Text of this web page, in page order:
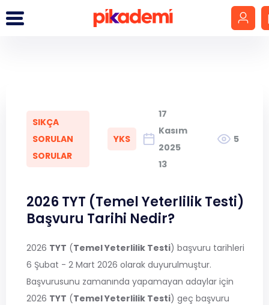
LGS
YKS
KPSS
MEB-AGS
MSÜ
SIKÇA
SORULAN
SORULAR
YKS
17
Kasım
2025
13
5
2026 TYT (Temel Yeterlilik Testi)
Başvuru Tarihi Nedir?
2026 TYT (Temel Yeterlilik Testi) başvuru tarihleri
6 Şubat - 2 Mart 2026 olarak duyurulmuştur.
Başvurusunu zamanında yapamayan adaylar için
2026 TYT (Temel Yeterlilik Testi) geç başvuru